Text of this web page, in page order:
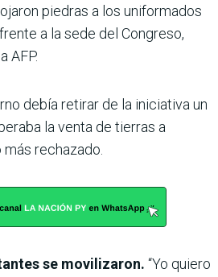
piedras a los uniformados
a la sede del Congreso,
AFP.
debía retirar de la iniciativa un
la venta de tierras a
rechazado.
se movilizaron. “Yo quiero